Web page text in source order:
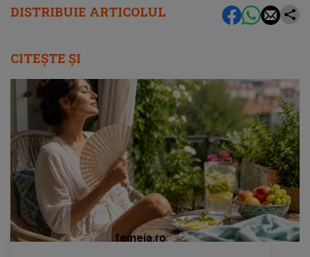
DISTRIBUIE ARTICOLUL
CITEȘTE ȘI
femeia.ro